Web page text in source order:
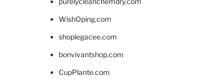
WishOping.com
shoplegacee.com
bonvivantshop.com
CupPlante.com